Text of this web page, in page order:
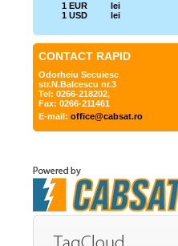
1 EUR
lei
1 USD
lei
CONTACT RAPID
Odorheiu Secuiesc
str.N.Balcescu nr.3
Tel: 0266-218202,
Fax: 0266-211461
E-mail: office@cabsat.ro